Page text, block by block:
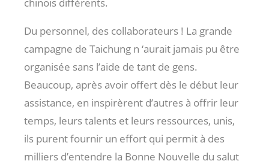
Du personnel, des collaborateurs ! La grande
campagne de Taichung n ‘aurait jamais pu être
organisée sans l’aide de tant de gens.
Beaucoup, après avoir offert dès le début leur
assistance, en inspirèrent d’autres à offrir leur
temps, leurs talents et leurs ressources, unis,
ils purent fournir un effort qui permit à des
milliers d’entendre la Bonne Nouvelle du salut